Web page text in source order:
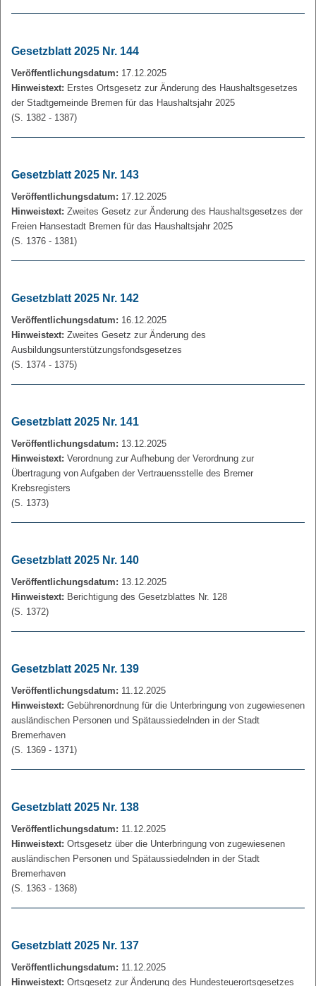
Gesetzblatt 2025 Nr. 144
Veröffentlichungsdatum: 17.12.2025
Hinweistext: Erstes Ortsgesetz zur Änderung des Haushaltsgesetzes
der Stadtgemeinde Bremen für das Haushaltsjahr 2025
(S. 1382 - 1387)
Gesetzblatt 2025 Nr. 143
Veröffentlichungsdatum: 17.12.2025
Hinweistext: Zweites Gesetz zur Änderung des Haushaltsgesetzes der
Freien Hansestadt Bremen für das Haushaltsjahr 2025
(S. 1376 - 1381)
Gesetzblatt 2025 Nr. 142
Veröffentlichungsdatum: 16.12.2025
Hinweistext: Zweites Gesetz zur Änderung des
Ausbildungsunterstützungsfondsgesetzes
(S. 1374 - 1375)
Gesetzblatt 2025 Nr. 141
Veröffentlichungsdatum: 13.12.2025
Hinweistext: Verordnung zur Aufhebung der Verordnung zur
Übertragung von Aufgaben der Vertrauensstelle des Bremer
Krebsregisters
(S. 1373)
Gesetzblatt 2025 Nr. 140
Veröffentlichungsdatum: 13.12.2025
Hinweistext: Berichtigung des Gesetzblattes Nr. 128
(S. 1372)
Gesetzblatt 2025 Nr. 139
Veröffentlichungsdatum: 11.12.2025
Hinweistext: Gebührenordnung für die Unterbringung von zugewiesenen
ausländischen Personen und Spätaussiedelnden in der Stadt
Bremerhaven
(S. 1369 - 1371)
Gesetzblatt 2025 Nr. 138
Veröffentlichungsdatum: 11.12.2025
Hinweistext: Ortsgesetz über die Unterbringung von zugewiesenen
ausländischen Personen und Spätaussiedelnden in der Stadt
Bremerhaven
(S. 1363 - 1368)
Gesetzblatt 2025 Nr. 137
Veröffentlichungsdatum: 11.12.2025
Hinweistext: Ortsgesetz zur Änderung des Hundesteuerortsgesetzes